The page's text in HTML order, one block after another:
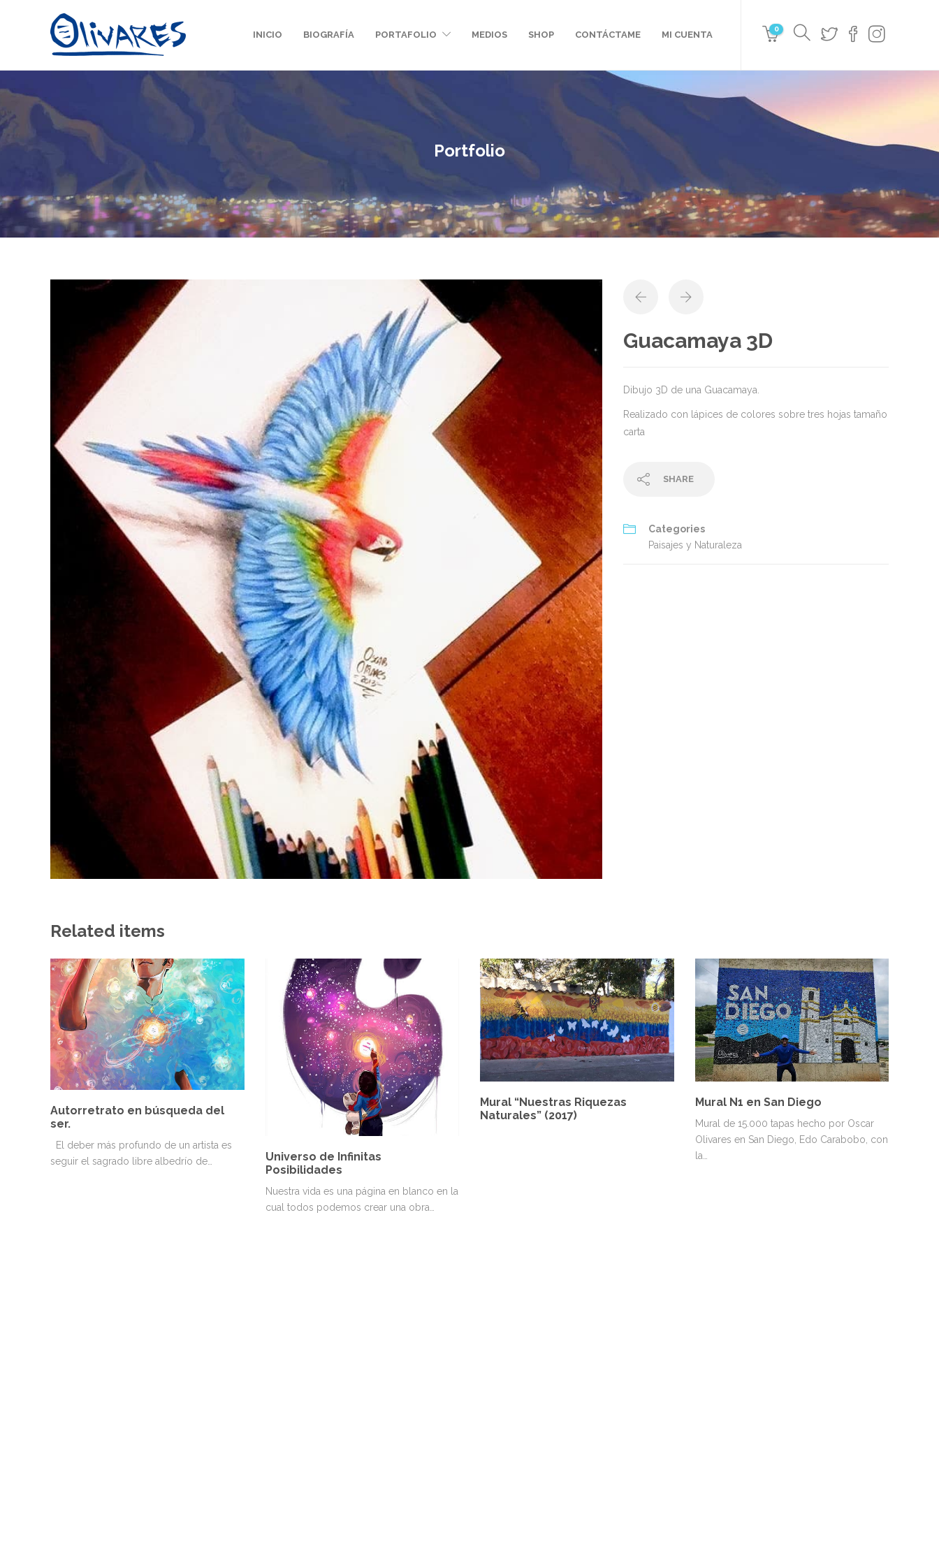
INICIO BIOGRAFÍA PORTAFOLIO MEDIOS SHOP CONTÁCTAME MI CUENTA
0
Portfolio
Guacamaya 3D
Dibujo 3D de una Guacamaya.
Realizado con lápices de colores sobre tres hojas tamaño
carta
SHARE
Categories
Paisajes y Naturaleza
Related items
Autorretrato en búsqueda del
ser.
El deber más profundo de un artista es
seguir el sagrado libre albedrío de…
Universo de Infinitas
Posibilidades
Nuestra vida es una página en blanco en la
cual todos podemos crear una obra…
Mural “Nuestras Riquezas
Naturales” (2017)
Mural N1 en San Diego
Mural de 15.000 tapas hecho por Oscar
Olivares en San Diego, Edo Carabobo, con
la…